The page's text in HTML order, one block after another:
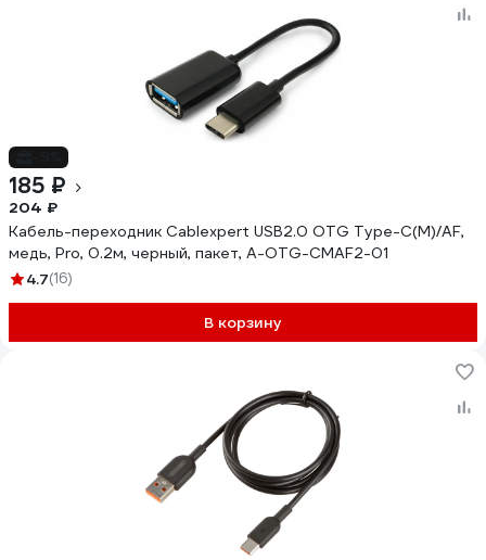
185 ₽
204 ₽
Кабель-переходник Cablexpert USB2.0 OTG Type-C(M)/AF,
медь, Pro, 0.2м, черный, пакет, A-OTG-CMAF2-01
4.7(16)
В корзину